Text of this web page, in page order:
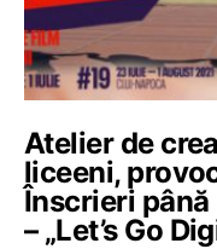
Atelier de
liceeni,
Înscrieri
– „Let’s Go